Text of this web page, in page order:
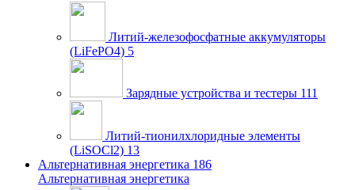
Литий-железофосфатные аккумуляторы
(LiFePO4) 5
Зарядные устройства и тестеры 111
Литий-тионилхлоридные элементы
(LiSOCl2) 13
Альтернативная энергетика 186
Альтернативная энергетика